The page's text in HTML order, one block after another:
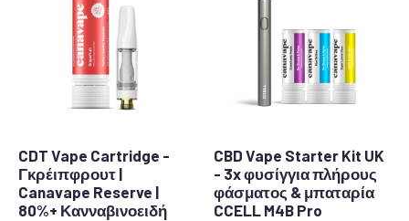
CDT Vape Cartridge -
Γκρέιπφρουτ |
Canavape Reserve |
80%+ Κανναβινοειδή
CBD Vape Starter Kit UK
- 3x φυσίγγια πλήρους
φάσματος & μπαταρία
CCELL M4B Pro